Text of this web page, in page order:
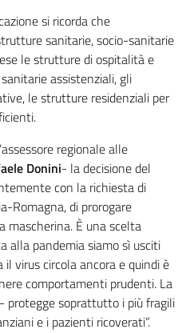
si ricorda che
sanitarie, socio-sanitarie
le strutture di ospitalità e
assistenziali, gli
le strutture residenziali per
regionale alle
Donini- la decisione del
con la richiesta di
Romagna, di prorogare
mascherina. È una scelta
alla pandemia siamo sì usciti
virus circola ancora e quindi è
comportamenti prudenti. La
- protegge soprattutto i più fragili
e i pazienti ricoverati”.